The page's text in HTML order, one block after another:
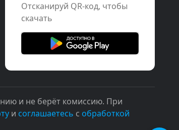
Отcканируй QR-код, чтобы
скачать
и не берёт комиссию. При
и соглашаетесь с обработкой